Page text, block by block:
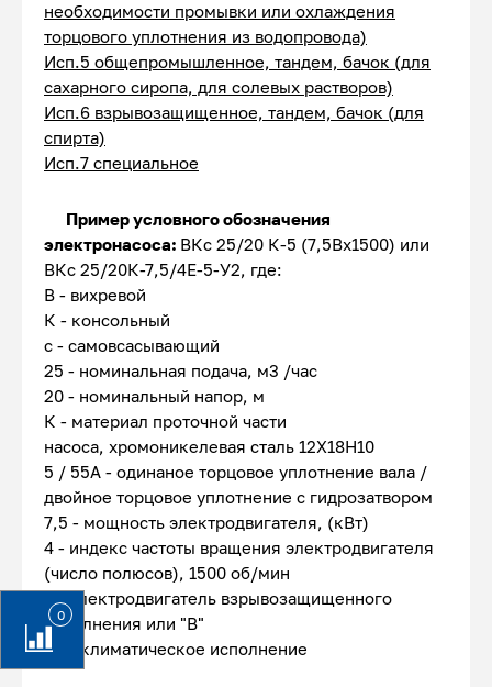
0
необходимости промывки или охлаждения
торцового уплотнения из водопровода)
Исп.5 общепромышленное, тандем, бачок (для
сахарного сиропа, для солевых растворов)
Исп.6 взрывозащищенное, тандем, бачок (для
спирта)
Исп.7 специальное
Пример условного обозначения
электронасоса: ВКс 25/20 К-5 (7,5Вх1500) или
ВКс 25/20К-7,5/4Е-5-У2, где:
В - вихревой
К - консольный
с - самовсасывающий
25 - номинальная подача, м3 /час
20 - номинальный напор, м
К - материал проточной части
насоса, хромоникелевая сталь 12Х18Н10
5 / 55А - одинаное торцовое уплотнение вала /
двойное торцовое уплотнение с гидрозатвором
7,5 - мощность электродвигателя, (кВт)
4 - индекс частоты вращения электродвигателя
(число полюсов), 1500 об/мин
Е - электродвигатель взрывозащищенного
исполнения или "В"
У2 - климатическое исполнение